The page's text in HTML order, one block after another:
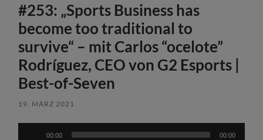
#253: „Sports Business has
become too traditional to
survive“ – mit Carlos “ocelote”
Rodríguez, CEO von G2 Esports |
Best-of-Seven
19. MÄRZ 2021
00:00 00:00